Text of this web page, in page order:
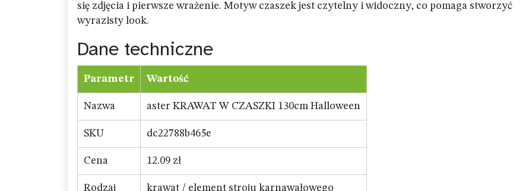
się zdjęcia i pierwsze wrażenie. Motyw czaszek jest czytelny i widoczny, co pomaga stworzyć
wyrazisty look.
Dane techniczne
Parametr Wartość
Nazwa aster KRAWAT W CZASZKI 130cm Halloween
SKU dc22788b465e
Cena 12.09 zł
Rodzaj krawat / element stroju karnawałowego